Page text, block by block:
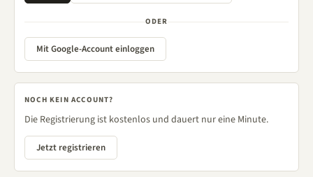
ODER
Mit Google-Account einloggen
NOCH KEIN ACCOUNT?
Die Registrierung ist kostenlos und dauert nur eine Minute.
Jetzt registrieren